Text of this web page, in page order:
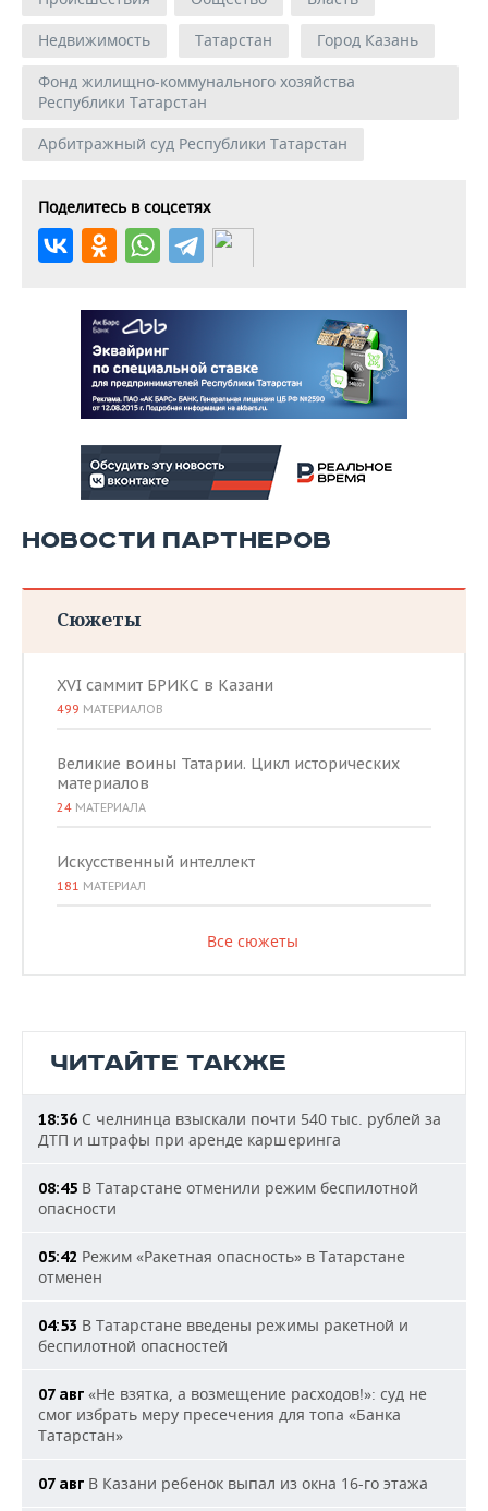
Недвижимость
Татарстан
Город Казань
Фонд жилищно-коммунального хозяйства
Республики Татарстан
Арбитражный суд Республики Татарстан
Поделитесь в соцсетях
НОВОСТИ ПАРТНЕРОВ
Сюжеты
XVI саммит БРИКС в Казани
499 МАТЕРИАЛОВ
Великие воины Татарии. Цикл исторических
материалов
24 МАТЕРИАЛА
Искусственный интеллект
181 МАТЕРИАЛ
Все сюжеты
ЧИТАЙТЕ ТАКЖЕ
18:36 С челнинца взыскали почти 540 тыс. рублей за
ДТП и штрафы при аренде каршеринга
08:45 В Татарстане отменили режим беспилотной
опасности
05:42 Режим «Ракетная опасность» в Татарстане
отменен
04:53 В Татарстане введены режимы ракетной и
беспилотной опасностей
07 авг «Не взятка, а возмещение расходов!»: суд не
смог избрать меру пресечения для топа «Банка
Татарстан»
07 авг В Казани ребенок выпал из окна 16-го этажа